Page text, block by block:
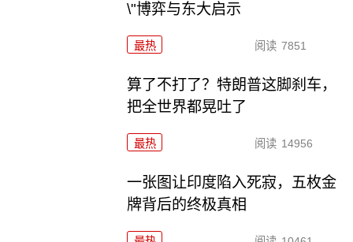
\"博弈与东大启示
最热 阅读 7851
算了不打了？特朗普这脚刹车，
把全世界都晃吐了
最热 阅读 14956
一张图让印度陷入死寂，五枚金
牌背后的终极真相